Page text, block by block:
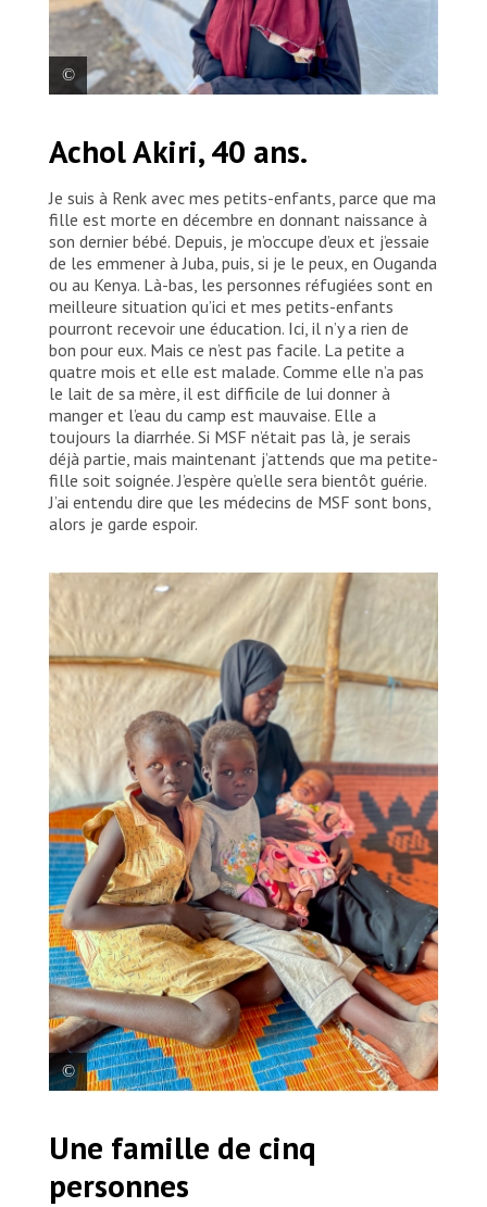
ans. En raison de la guerre, elle a fui Khartoum avec
sa mère, son frère et sa sœur, mais elle a perdu le
sont restés au pays. Ils vivent dans le centre de
transit en attendant que le reste de leur famille les
rejoigne. Elle souffre d’un trouble de la thyroïde et ne
peut plus recevoir son traitement depuis qu’elle est
partie.
Achol Akiri, 40 ans.
Je suis à Renk avec mes petits-enfants, parce que ma
fille est morte en décembre en donnant naissance à
son dernier bébé. Depuis, je m’occupe d’eux et j’essaie
de les emmener à Juba, puis, si je le peux, en Ouganda
ou au Kenya. Là-bas, les personnes réfugiées sont en
meilleure situation qu’ici et mes petits-enfants
pourront recevoir une éducation. Ici, il n’y a rien de
bon pour eux. Mais ce n’est pas facile. La petite a
quatre mois et elle est malade. Comme elle n’a pas
le lait de sa mère, il est difficile de lui donner à
manger et l’eau du camp est mauvaise. Elle a
toujours la diarrhée. Si MSF n’était pas là, je serais
déjà partie, mais maintenant j’attends que ma petite-
fille soit soignée. J’espère qu’elle sera bientôt guérie.
J’ai entendu dire que les médecins de MSF sont bons,
alors je garde espoir.
MSF dans le centre de transit, car sa petite-fille était
malade.
Une famille de cinq
personnes